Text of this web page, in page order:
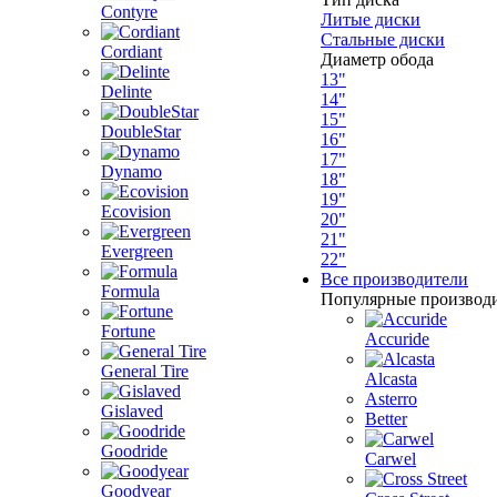
Contyre
Cordiant
Delinte
DoubleStar
Dynamo
Ecovision
Evergreen
Formula
Fortune
General Tire
Gislaved
Goodride
Goodyear
Литые диски
Стальные диски
Диаметр обода
13"
14"
15"
16"
17"
18"
19"
20"
21"
22"
Все производители
Популярные
Accuride
Alcasta
Asterro
Better
Carwel